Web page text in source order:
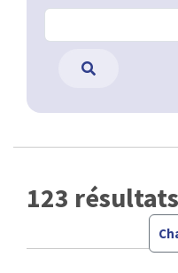
123 résultats